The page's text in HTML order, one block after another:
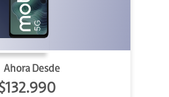
Ahora Desde